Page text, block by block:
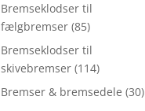
Bremseklodser til
fælgbremser (85)
Bremseklodser til
skivebremser (114)
Bremser & bremsedele (30)